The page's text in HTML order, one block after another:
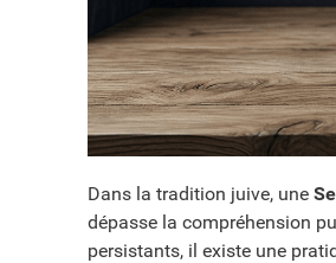
Dans la tradition juive, une
dépasse la compréhension
persistants, il existe une